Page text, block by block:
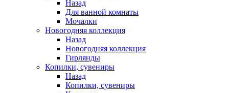
Назад
Для ванной комнаты
Мочалки
Новогодняя коллекция
Назад
Новогодняя коллекция
Гирлянды
Копилки, сувениры
Назад
Копилки, сувениры